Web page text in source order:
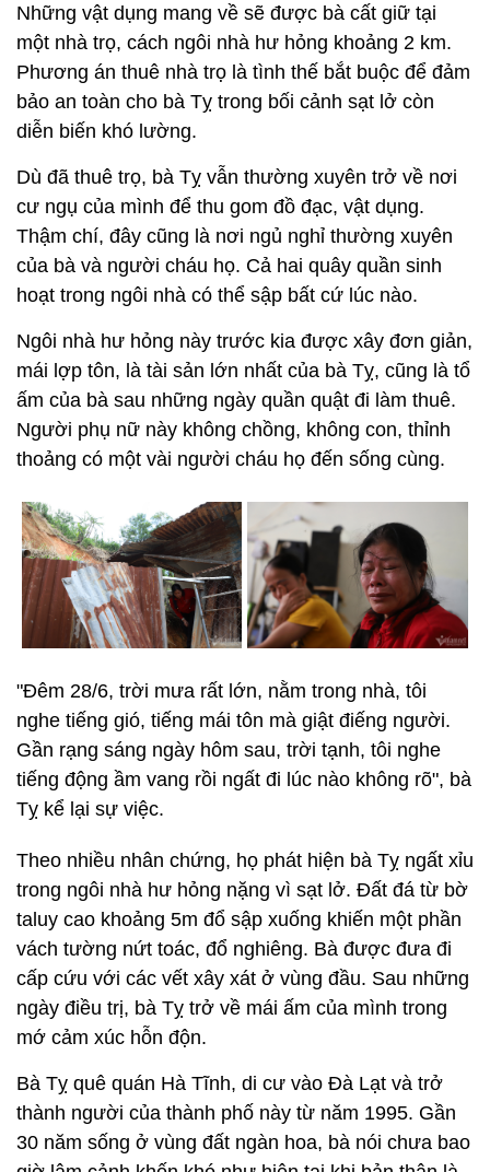
Những vật dụng mang về sẽ được bà cất giữ tại
một nhà trọ, cách ngôi nhà hư hỏng khoảng 2 km.
Phương án thuê nhà trọ là tình thế bắt buộc để đảm
bảo an toàn cho bà Tỵ trong bối cảnh sạt lở còn
diễn biến khó lường.
Dù đã thuê trọ, bà Tỵ vẫn thường xuyên trở về nơi
cư ngụ của mình để thu gom đồ đạc, vật dụng.
Thậm chí, đây cũng là nơi ngủ nghỉ thường xuyên
của bà và người cháu họ. Cả hai quây quần sinh
hoạt trong ngôi nhà có thể sập bất cứ lúc nào.
Ngôi nhà hư hỏng này trước kia được xây đơn giản,
mái lợp tôn, là tài sản lớn nhất của bà Tỵ, cũng là tổ
ấm của bà sau những ngày quần quật đi làm thuê.
Người phụ nữ này không chồng, không con, thỉnh
thoảng có một vài người cháu họ đến sống cùng.
"Đêm 28/6, trời mưa rất lớn, nằm trong nhà, tôi
nghe tiếng gió, tiếng mái tôn mà giật điếng người.
Gần rạng sáng ngày hôm sau, trời tạnh, tôi nghe
tiếng động ầm vang rồi ngất đi lúc nào không rõ", bà
Tỵ kể lại sự việc.
Theo nhiều nhân chứng, họ phát hiện bà Tỵ ngất xỉu
trong ngôi nhà hư hỏng nặng vì sạt lở. Đất đá từ bờ
taluy cao khoảng 5m đổ sập xuống khiến một phần
vách tường nứt toác, đổ nghiêng. Bà được đưa đi
cấp cứu với các vết xây xát ở vùng đầu. Sau những
ngày điều trị, bà Tỵ trở về mái ấm của mình trong
mớ cảm xúc hỗn độn.
Bà Tỵ quê quán Hà Tĩnh, di cư vào Đà Lạt và trở
thành người của thành phố này từ năm 1995. Gần
30 năm sống ở vùng đất ngàn hoa, bà nói chưa bao